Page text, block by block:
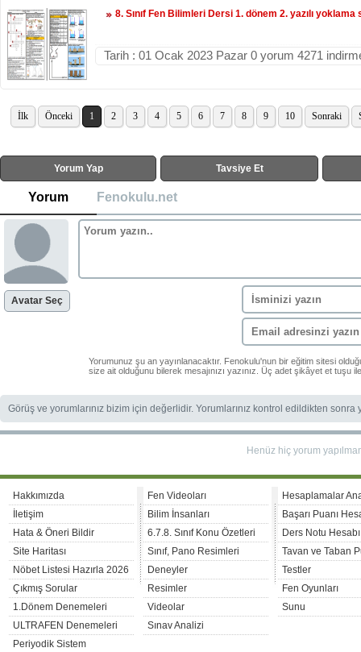
8. Sınıf Fen Bilimleri Dersi 1. dönem 2. yazılı yoklama
Tarih : 01 Ocak 2023 Pazar 0 yorum 4271
İlk Önceki 1 2 3 4 5 6 7 8 9 10 Sonraki
Yorum Yap Tavsiye Et
Yorum Fenokulu.net
Avatar Seç
Yorumunuz şu an yayınlanacaktır. Fenokulu'nun bir eğitim sitesi
size ait olduğunu bilerek mesajınızı yazınız. Üç adet şikâyet et tuşu
Görüş ve yorumlarınız bizim için değerlidir. Yorumlarınız kontrol edildikten sonra
Henüz hiç yorum
Hakkımızda
İletişim
Hata & Öneri Bildir
Site Haritası
Nöbet Listesi Hazırla 2026
Çıkmış Sorular
1.Dönem Denemeleri
ULTRAFEN Denemeleri
Periyodik Sistem
Fen Videoları
Bilim İnsanları
6.7.8. Sınıf Konu Özetleri
Sınıf, Pano Resimleri
Deneyler
Resimler
Videolar
Sınav Analizi
Hesaplamalar
Başarı Puanı
Ders Notu Hesabı
Tavan ve Taban
Testler
Fen Oyunları
Sunu